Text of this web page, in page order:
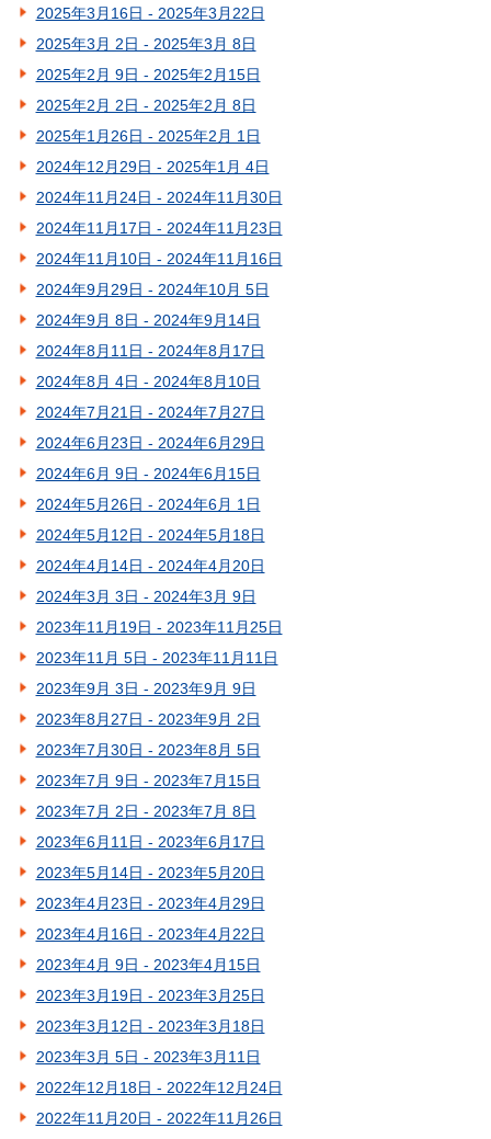
2025年3月16日 - 2025年3月22日
2025年3月 2日 - 2025年3月 8日
2025年2月 9日 - 2025年2月15日
2025年2月 2日 - 2025年2月 8日
2025年1月26日 - 2025年2月 1日
2024年12月29日 - 2025年1月 4日
2024年11月24日 - 2024年11月30日
2024年11月17日 - 2024年11月23日
2024年11月10日 - 2024年11月16日
2024年9月29日 - 2024年10月 5日
2024年9月 8日 - 2024年9月14日
2024年8月11日 - 2024年8月17日
2024年8月 4日 - 2024年8月10日
2024年7月21日 - 2024年7月27日
2024年6月23日 - 2024年6月29日
2024年6月 9日 - 2024年6月15日
2024年5月26日 - 2024年6月 1日
2024年5月12日 - 2024年5月18日
2024年4月14日 - 2024年4月20日
2024年3月 3日 - 2024年3月 9日
2023年11月19日 - 2023年11月25日
2023年11月 5日 - 2023年11月11日
2023年9月 3日 - 2023年9月 9日
2023年8月27日 - 2023年9月 2日
2023年7月30日 - 2023年8月 5日
2023年7月 9日 - 2023年7月15日
2023年7月 2日 - 2023年7月 8日
2023年6月11日 - 2023年6月17日
2023年5月14日 - 2023年5月20日
2023年4月23日 - 2023年4月29日
2023年4月16日 - 2023年4月22日
2023年4月 9日 - 2023年4月15日
2023年3月19日 - 2023年3月25日
2023年3月12日 - 2023年3月18日
2023年3月 5日 - 2023年3月11日
2022年12月18日 - 2022年12月24日
2022年11月20日 - 2022年11月26日